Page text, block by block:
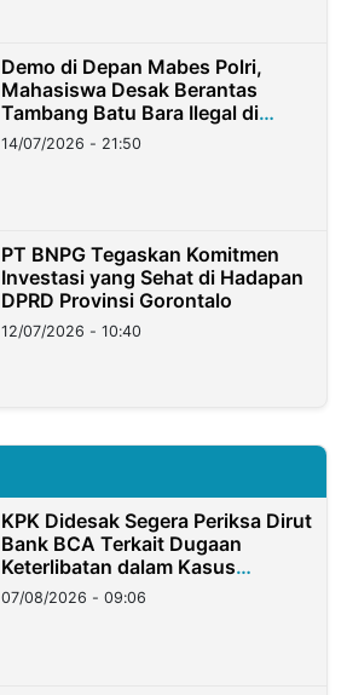
Demo di Depan Mabes Polri,
Mahasiswa Desak Berantas
Tambang Batu Bara Ilegal di
Lampung
14/07/2026 - 21:50
PT BNPG Tegaskan Komitmen
Investasi yang Sehat di Hadapan
DPRD Provinsi Gorontalo
12/07/2026 - 10:40
KPK Didesak Segera Periksa Dirut
Bank BCA Terkait Dugaan
Keterlibatan dalam Kasus
Hilangnya Dana Nasabah Rp2,58
Miliar
07/08/2026 - 09:06